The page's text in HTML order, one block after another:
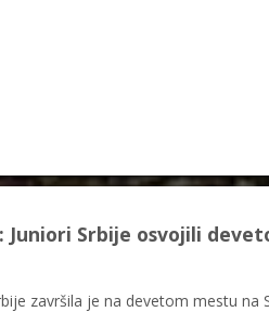
Juniori Srbije osvojili
završila je na devetom mestu na